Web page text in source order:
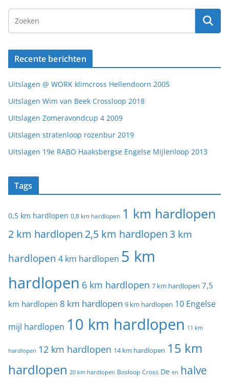
Recente berichten
Uitslagen @ WORK klimcross Hellendoorn 2005
Uitslagen Wim van Beek Crossloop 2018
Uitslagen Zomeravondcup 4 2009
Uitslagen stratenloop rozenbur 2019
Uitslagen 19e RABO Haaksbergse Engelse Mijlenloop 2013
Tags
0,5 km hardlopen 0,8 km hardlopen 1 km hardlopen
2 km hardlopen 2,5 km hardlopen 3 km
hardlopen 4 km hardlopen 5 km
hardlopen 6 km hardlopen 7 km hardlopen 7,5
km hardlopen 8 km hardlopen 9 km hardlopen 10 Engelse
mijl hardlopen 10 km hardlopen 11 km
hardlopen 12 km hardlopen 14 km hardlopen 15 km
hardlopen 20 km hardlopen Bosloop Cross De en halve